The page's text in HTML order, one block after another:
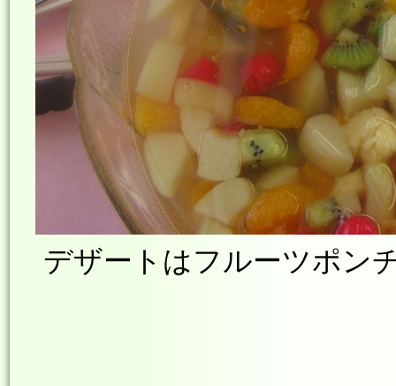
デザートはフルーツポン